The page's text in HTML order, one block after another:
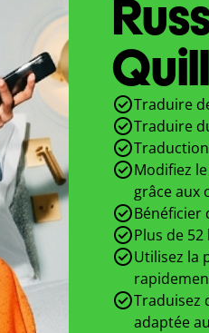
Traduire
Traduire
Modifiez
grâce aux
Plus de
Utilisez la
Traduisez
adaptée